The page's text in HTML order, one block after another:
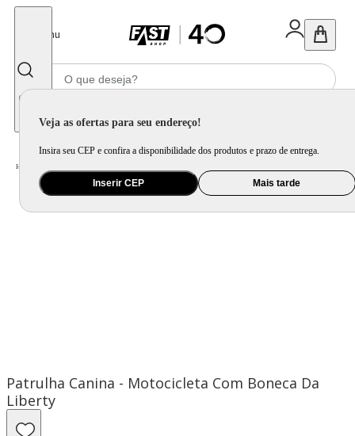
Menu
Veja as ofertas para seu endereço!
Insira seu CEP e confira a disponibilidade dos produtos e prazo de entrega.
Inserir CEP Mais tarde
Home
Patrulha Canina - Motocicleta Com Boneca Da
Liberty